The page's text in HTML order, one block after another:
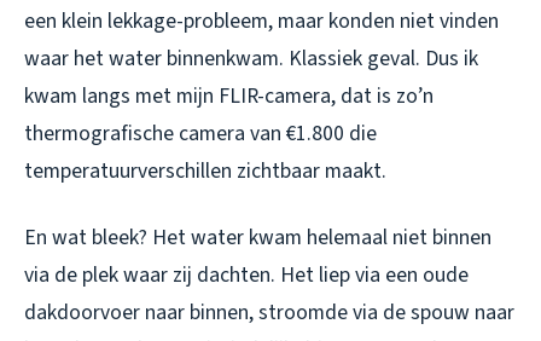
een klein lekkage-probleem, maar konden niet vinden
waar het water binnenkwam. Klassiek geval. Dus ik
kwam langs met mijn FLIR-camera, dat is zo’n
thermografische camera van €1.800 die
temperatuurverschillen zichtbaar maakt.
En wat bleek? Het water kwam helemaal niet binnen
via de plek waar zij dachten. Het liep via een oude
dakdoorvoer naar binnen, stroomde via de spouw naar